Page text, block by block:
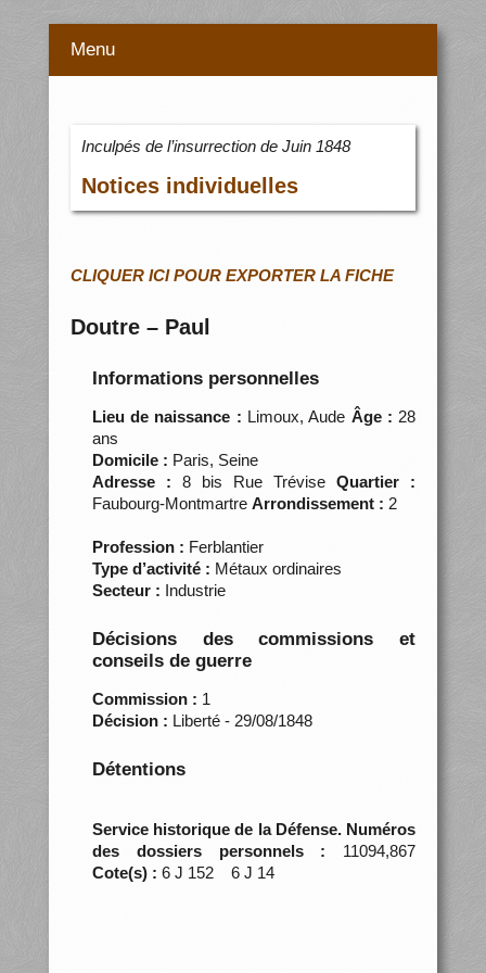
Menu
Inculpés de l’insurrection de Juin 1848
Notices individuelles
CLIQUER ICI POUR EXPORTER LA FICHE
Doutre – Paul
Informations personnelles
Lieu de naissance : Limoux, Aude Âge : 28
ans
Domicile : Paris, Seine
Adresse : 8 bis Rue TréviseQuartier :
Faubourg-Montmartre Arrondissement : 2
Profession : Ferblantier
Type d’activité : Métaux ordinaires
Secteur : Industrie
Décisions des commissions et
conseils de guerre
Commission : 1
Décision : Liberté - 29/08/1848
Détentions
Service historique de la Défense. Numéros
des dossiers personnels : 11094,867
Cote(s) : 6 J 152 6 J 14